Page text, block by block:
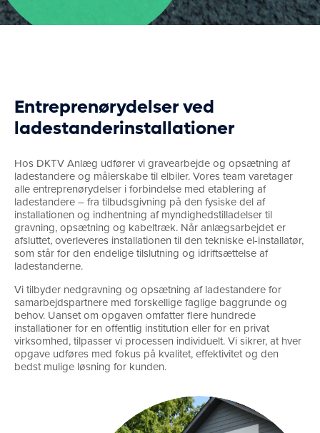
Entreprenørydelser ved
ladestanderinstallationer
Hos DKTV Anlæg udfører vi gravearbejde og opsætning af
ladestandere og målerskabe til elbiler. Vores team varetager
alle entreprenørydelser i forbindelse med etablering af
ladestandere – fra tilbudsgivning på den fysiske del af
installationen og indhentning af myndighedstilladelser til
gravning, opsætning og kabeltræk. Når anlægsarbejdet er
afsluttet, overleveres installationen til den tekniske el-installatør,
som står for den endelige tilslutning og idriftsættelse af
ladestanderne.
Vi tilbyder nedgravning og opsætning af ladestandere for
samarbejdspartnere med forskellige faglige baggrunde og
behov. Uanset om opgaven omfatter flere hundrede
installationer for en offentlig institution eller for en privat
virksomhed, tilpasser vi processen individuelt. Vi sikrer, at hver
opgave udføres med fokus på kvalitet, effektivitet og den
bedst mulige løsning for kunden.